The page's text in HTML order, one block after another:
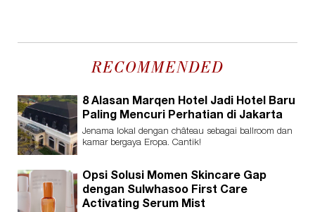
RECOMMENDED
8 Alasan Marqen Hotel Jadi Hotel Baru
Paling Mencuri Perhatian di Jakarta
Jenama lokal dengan château sebagai ballroom dan
kamar bergaya Eropa. Cantik!
Opsi Solusi Momen Skincare Gap
dengan Sulwhasoo First Care
Activating Serum Mist